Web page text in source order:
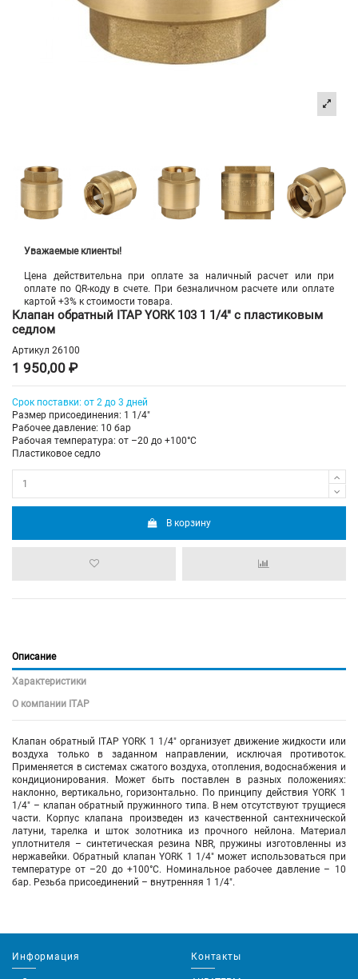
Уважаемые клиенты!
Цена действительна при оплате за наличный расчет или при
оплате по QR-коду в счете. При безналичном расчете или оплате
картой +3% к стоимости товара.
Клапан обратный ITAP YORK 103 1 1/4" с пластиковым
седлом
Артикул 26100
1 950,00 ₽
Срок поставки: от 2 до 3 дней
Размер присоединения: 1 1/4"
Рабочее давление: 10 бар
Рабочая температура: от –20 до +100°С
Пластиковое седло
В корзину
Описание
Характеристики
О компании ITAP
Клапан обратный ITAP YORK 1 1/4" организует движение жидкости или
воздуха только в заданном направлении, исключая противоток.
Применяется в системах сжатого воздуха, отопления, водоснабжения и
кондиционирования. Может быть поставлен в разных положениях:
наклонно, вертикально, горизонтально. По принципу действия YORK 1
1/4" – клапан обратный пружинного типа. В нем отсутствуют трущиеся
части. Корпус клапана произведен из качественной сантехнической
латуни, тарелка и шток золотника из прочного нейлона. Материал
уплотнителя – синтетическая резина NBR, пружины изготовленны из
нержавейки. Обратный клапан YORK 1 1/4" может использоваться при
температуре от –20 до +100°С. Номинальное рабочее давление – 10
бар. Резьба присоединений – внутренняя 1 1/4".
Информация Контакты